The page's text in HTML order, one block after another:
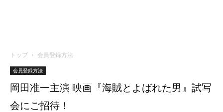
トップ 会員登録方法
会員登録方法
岡田准一主演 映画『海賊とよばれた男』試写
会にご招待！